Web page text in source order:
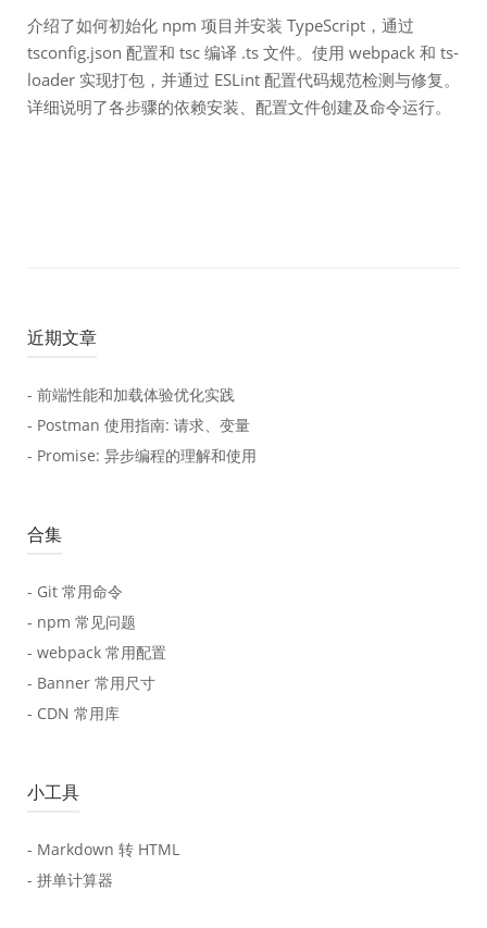
介绍了如何初始化 npm 项目并安装 TypeScript，通过
tsconfig.json 配置和 tsc 编译 .ts 文件。使用 webpack 和 ts-
loader 实现打包，并通过 ESLint 配置代码规范检测与修复。
详细说明了各步骤的依赖安装、配置文件创建及命令运行。
近期文章
- 前端性能和加载体验优化实践
- Postman 使用指南: 请求、变量
- Promise: 异步编程的理解和使用
合集
- Git 常用命令
- npm 常见问题
- webpack 常用配置
- Banner 常用尺寸
- CDN 常用库
小工具
- Markdown 转 HTML
- 拼单计算器